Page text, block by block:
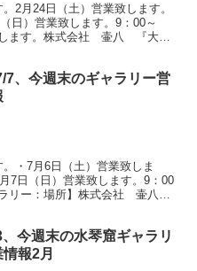
2月24日（土）営業致します。
日）営業致します。9：00～
ます。株式会社 壷八 『大器
7、今週末のギャラリー営
・7月6日（土）営業致しま
7日（日）営業致します。9：00
リー：場所】株式会社 壷八
今週末の水琴窟ギャラリ
報2月